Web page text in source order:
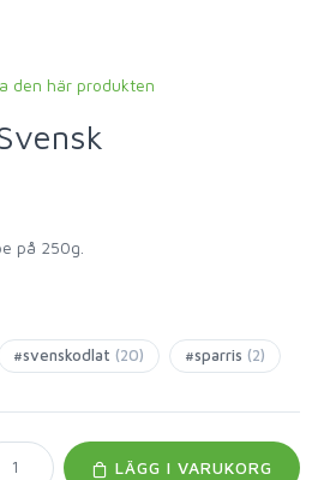
den här produkten
på 250g.
#svenskodlat (20) #sparris (2)
LÄGG I VARUKORG